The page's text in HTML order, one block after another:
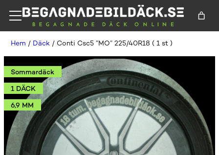
Hem / Däck / Conti Csc5 ”MO” 225/40R18 ( 1 st )
Sommardäck
1 DÄCK
6,9 MM